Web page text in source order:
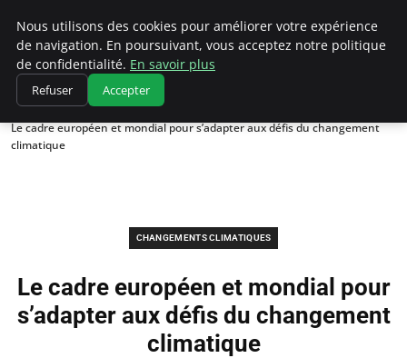
Climatedebtagents
Accueil
Changements climatiques
Le cadre européen et mondial pour s’adapter aux défis du changement
climatique
CHANGEMENTS CLIMATIQUES
Le cadre européen et mondial pour
s’adapter aux défis du changement
climatique
Nous utilisons des cookies pour améliorer votre expérience
de navigation. En poursuivant, vous acceptez notre politique
de confidentialité. En savoir plus
Refuser Accepter